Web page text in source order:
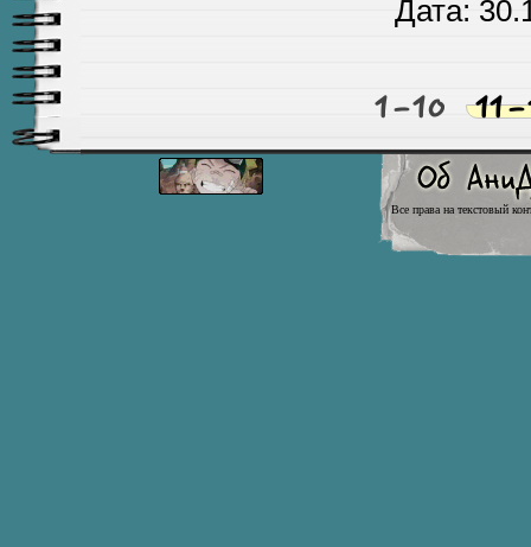
Дата:
1-10 11-
Все права на текстовый